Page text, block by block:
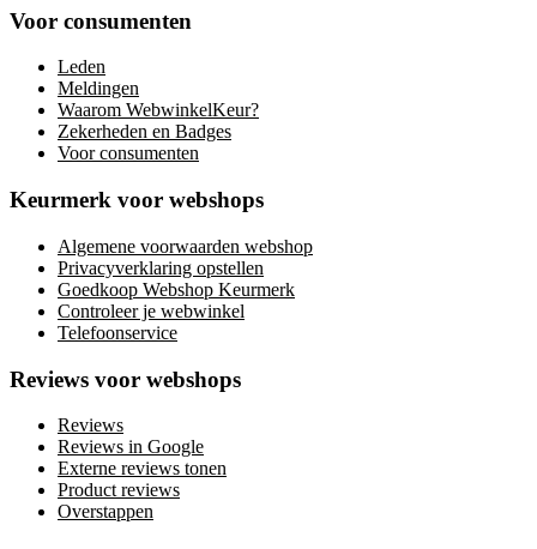
Voor consumenten
Leden
Meldingen
Waarom WebwinkelKeur?
Zekerheden en Badges
Voor consumenten
Keurmerk voor webshops
Algemene voorwaarden webshop
Privacyverklaring opstellen
Goedkoop Webshop Keurmerk
Controleer je webwinkel
Telefoonservice
Reviews voor webshops
Reviews
Reviews in Google
Externe reviews tonen
Product reviews
Overstappen